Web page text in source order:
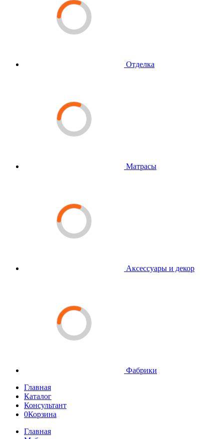
Отделка
Матрасы
Аксессуары и декор
Фабрики
Главная
Каталог
Консультант
0Корзина
Главная